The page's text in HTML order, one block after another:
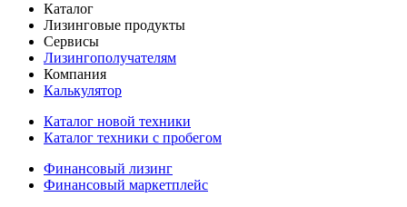
Каталог
Лизинговые продукты
Сервисы
Лизингополучателям
Компания
Калькулятор
Каталог новой техники
Каталог техники с пробегом
Финансовый лизинг
Финансовый маркетплейс